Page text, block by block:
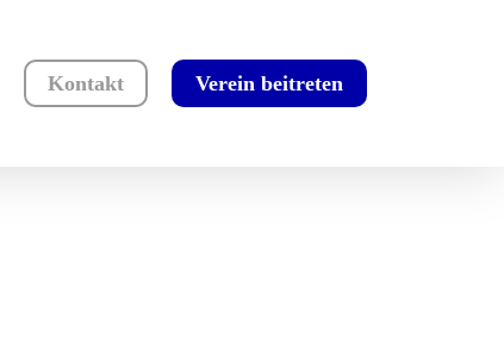
Kontakt Verein beitreten